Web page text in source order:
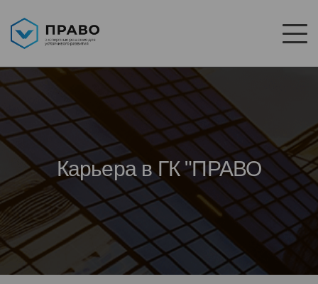
Карьера в ГК "ПРАВО